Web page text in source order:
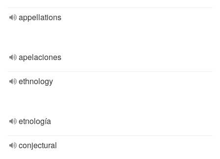
appellations
apelaciones
ethnology
etnología
conjectural